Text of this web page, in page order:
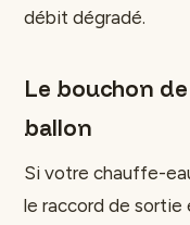
débit dégradé.
Le bouchon
ballon
Si votre chauffe-
le raccord de